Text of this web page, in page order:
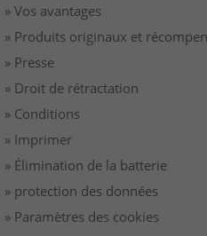
» Vos avantages
» Produits originaux et
» Presse
» Droit de rétractation
» Conditions
» Imprimer
» Élimination de la batterie
» protection des données
» Paramètres des cookies